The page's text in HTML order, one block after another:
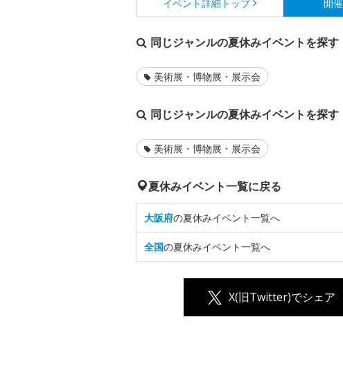
イベント詳細 トップ 開
同じジャンルの夏休みイベントを探す
美術展・博物展・展示会
同じジャンルの夏休みイベントを探す
美術展・博物展・展示会
夏休みイベント一覧に戻る
大阪府の夏休みイベント一覧へ
全国の夏休みイベント一覧へ
X(旧Twitter)でシェア